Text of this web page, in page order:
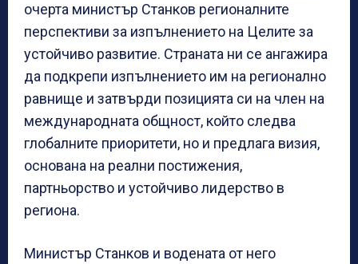
очерта министър Станков регионалните
перспективи за изпълнението на Целите за
устойчиво развитие. Страната ни се ангажира
да подкрепи изпълнението им на регионално
равнище и затвърди позицията си на член на
международната общност, който следва
глобалните приоритети, но и предлага визия,
основана на реални постижения,
партньорство и устойчиво лидерство в
региона.
Министър Станков и водената от него